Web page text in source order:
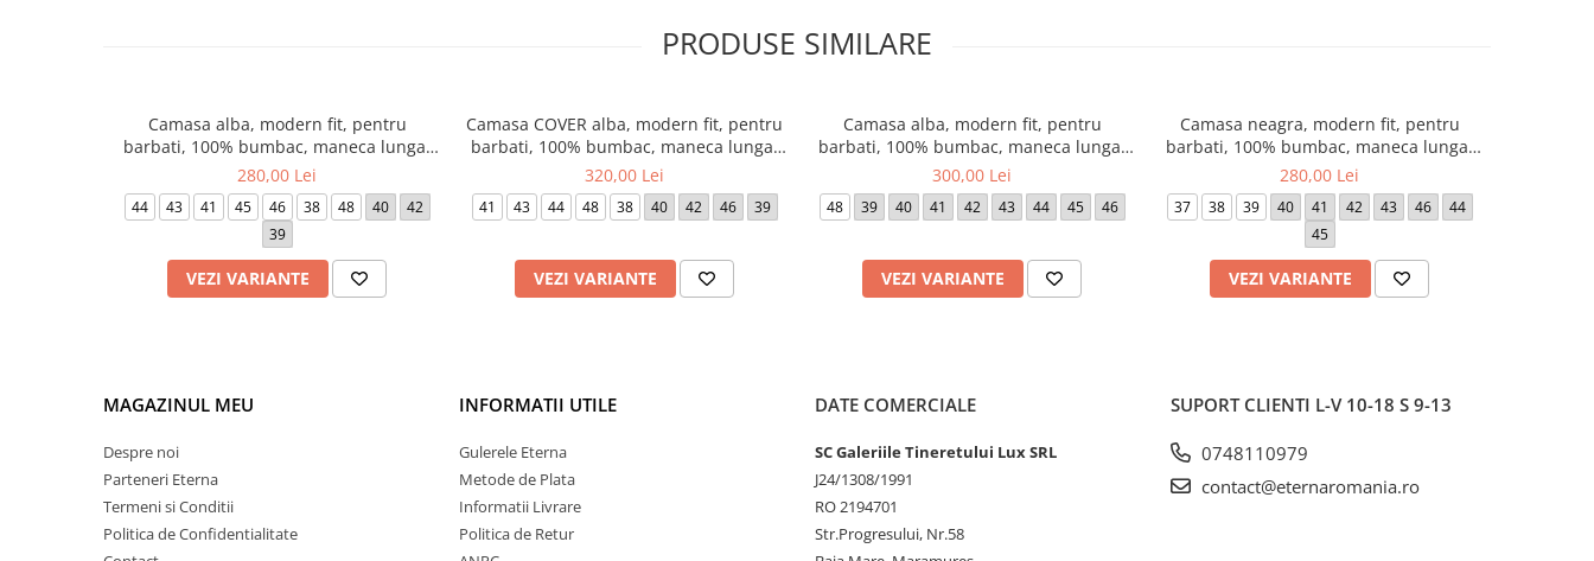
PRODUSE SIMILARE
Camasa alba, modern fit, pentru
barbati, 100% bumbac, maneca lunga,
model 1100/00 X18K Eterna
280,00 Lei
44 43 41 45 46 38 48 40
42
39
VEZI VARIANTE
Camasa COVER alba, modern fit, pentru
barbati, 100% bumbac, maneca lunga,
model 8817/00 X18K Eterna
320,00 Lei
41 43 44 48 38 40 42 46 39
VEZI VARIANTE
Camasa alba, modern fit, pentru
barbati, 100% bumbac, maneca lunga,
model 1100/00 X177 Eterna
300,00 Lei
48 39 40 41 42 43 44 45 46
VEZI VARIANTE
Camasa neagra, modern fit, pentru
barbati, 100% bumbac, maneca lunga,
model 1100/39 X177 Eterna
280,00 Lei
37 38 39 40 41 42 43 46
44
45
VEZI VARIANTE
MAGAZINUL MEU
Despre noi
Parteneri Eterna
Termeni si Conditii
Politica de Confidentialitate
INFORMATII UTILE
Gulerele Eterna
Metode de Plata
Informatii Livrare
Politica de Retur
DATE COMERCIALE
SC Galeriile Tineretului Lux SRL
J24/1308/1991
RO 2194701
Str.Progresului, Nr.58
SUPORT CLIENTI L-V 10-18 S 9-13
0748110979
contact@eternaromania.ro